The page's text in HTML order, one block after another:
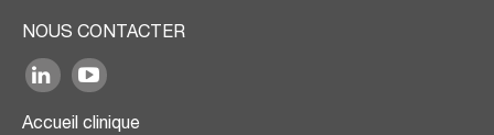
NOUS CONTACTER
Accueil clinique